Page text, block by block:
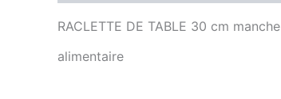
RACLETTE DE TABLE 30 cm manche
alimentaire